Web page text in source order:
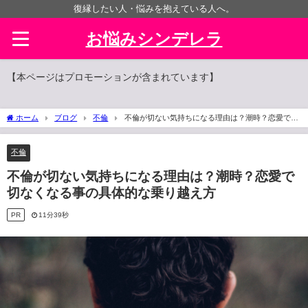
復縁したい人・悩みを抱えている人へ。
お悩みシンデレラ
【本ページはプロモーションが含まれています】
ホーム ブログ 不倫
不倫が切ない気持ちになる理由は？潮時？恋愛で切
なくなる事の具体的な乗り越え方
不倫
不倫が切ない気持ちになる理由は？潮時？恋愛で
切なくなる事の具体的な乗り越え方
PR 11分39秒